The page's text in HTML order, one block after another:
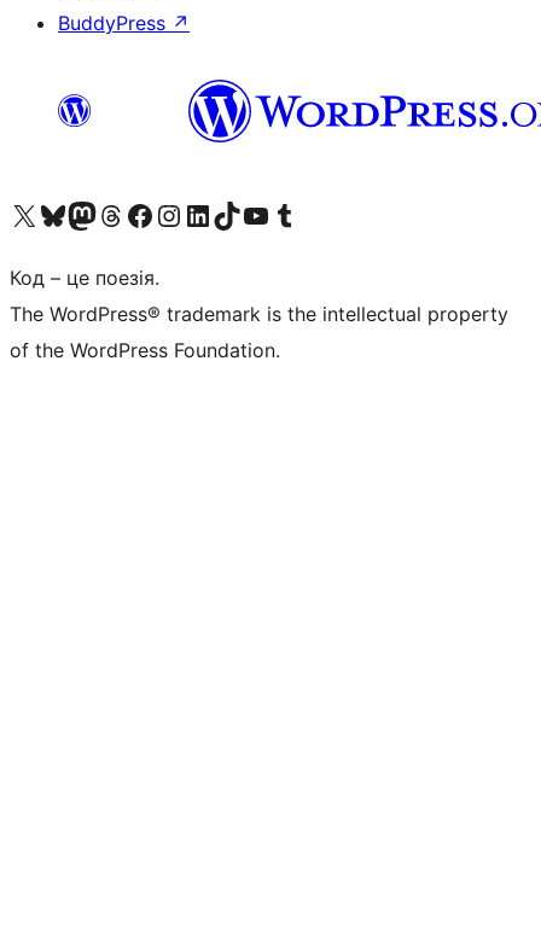
BuddyPress ↗
Visit our X (formerly Twitter) account
Visit our Bluesky account
Завітайте до нашої стрічки в Mastodon
Visit our Threads account
Завітайте на нашу сторінку в Facebook
Visit our Instagram account
Visit our LinkedIn account
Visit our TikTok account
Visit our YouTube channel
Visit our Tumblr account
Код – це поезія.
The WordPress® trademark is the intellectual property
of the WordPress Foundation.